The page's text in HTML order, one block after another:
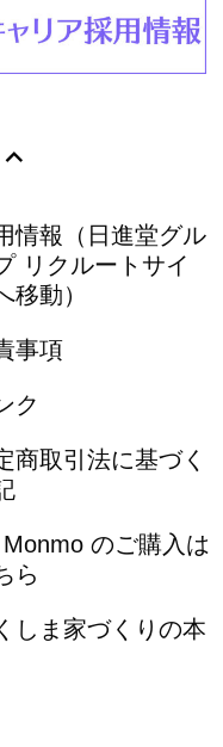
情報（日進堂グル
リクルートサイ
移動）
事項
ク
商取引法に基づく
のご購入は
ら
しま家づくりの本